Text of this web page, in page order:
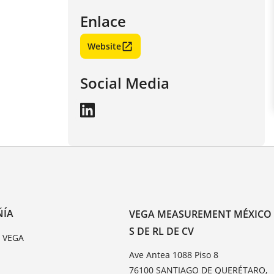
Enlace
Website
Social Media
VEGA MEASUREMENT MÉXICO
S DE RL DE CV
Ave Antea 1088 Piso 8
76100 SANTIAGO DE QUERÉTARO,